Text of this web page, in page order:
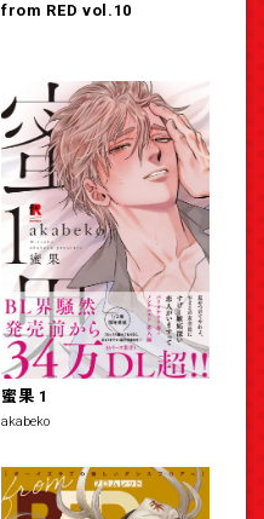
from RED vol.10
蜜果 1
akabeko